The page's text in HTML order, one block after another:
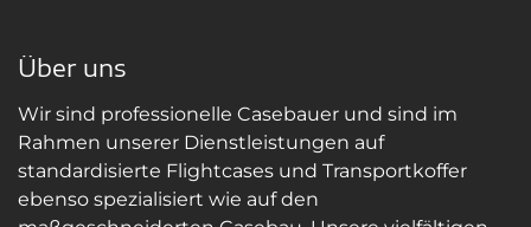
Über uns
Wir sind professionelle Casebauer und sind im
Rahmen unserer Dienstleistungen auf
standardisierte Flightcases und Transportkoffer
ebenso spezialisiert wie auf den